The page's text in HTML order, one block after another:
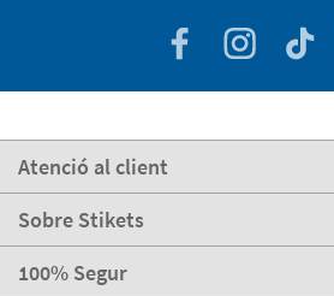
Atenció al client
Sobre Stikets
100% Segur